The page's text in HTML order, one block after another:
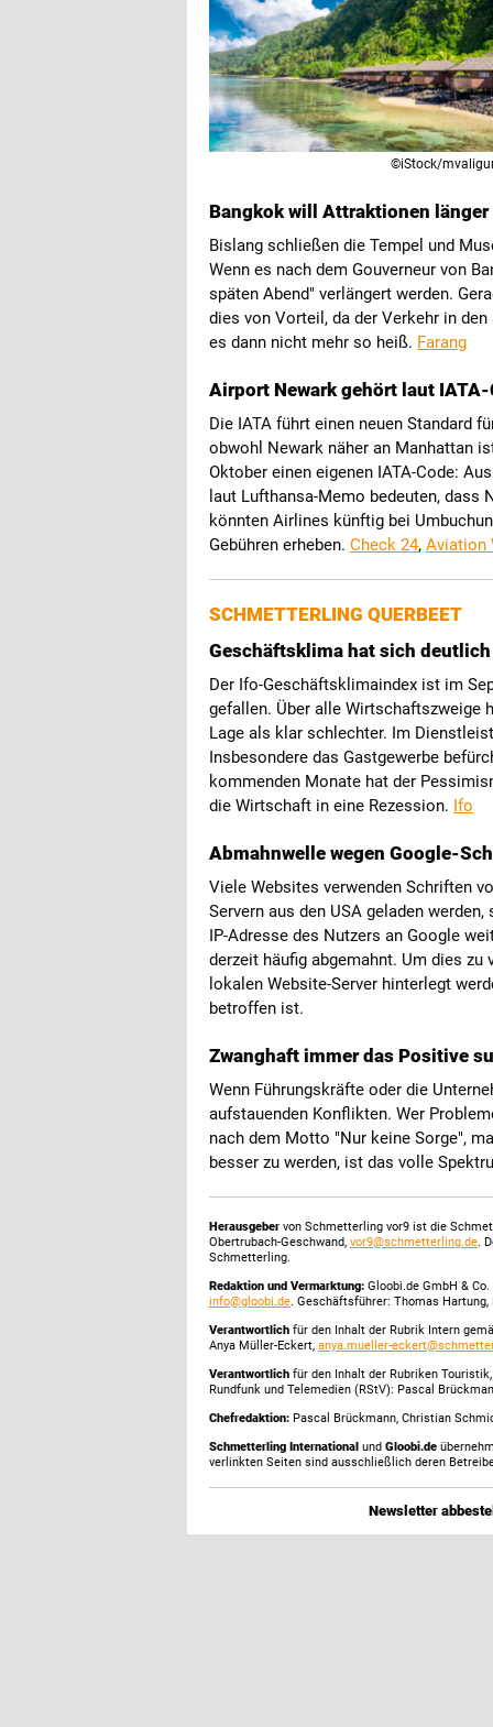
©iStock/
Bangkok will Attraktionen
Bislang schließen die Tempel und
Wenn es nach dem Gouverneur von
späten Abend" verlängert werden.
dies von Vorteil, da der Verkehr in
es dann nicht mehr so heiß. Farang
Airport Newark gehört laut
Die IATA führt einen neuen Standard
obwohl Newark näher an Manhattan
Oktober einen eigenen IATA-Code:
laut Lufthansa-Memo bedeuten, dass
könnten Airlines künftig bei
Gebühren erheben. Check 24, Aviation
SCHMETTERLING QUERBEET
Geschäftsklima hat sich
Der Ifo-Geschäftsklimaindex ist im
gefallen. Über alle Wirtschaftszweige
Lage als klar schlechter. Im
Insbesondere das Gastgewerbe
kommenden Monate hat der
die Wirtschaft in eine Rezession. Ifo
Abmahnwelle wegen Google-
Viele Websites verwenden Schriften
Servern aus den USA geladen
IP-Adresse des Nutzers an Google
derzeit häufig abgemahnt. Um dies
lokalen Website-Server hinterlegt
betroffen ist.
Zwanghaft immer das Positive
Wenn Führungskräfte oder die
aufstauenden Konflikten. Wer
nach dem Motto "Nur keine Sorge",
besser zu werden, ist das volle
Herausgeber von Schmetterling vor9 ist die
Obertrubach-Geschwand, vor9@schmetterling.de.
Schmetterling.
Redaktion und Vermarktung: Gloobi.de GmbH &
info@gloobi.de. Geschäftsführer: Thomas
Verantwortlich für den Inhalt der Rubrik Intern
Anya Müller-Eckert, anya.mueller-
Verantwortlich für den Inhalt der Rubriken
Rundfunk und Telemedien (RStV): Pascal
Chefredaktion: Pascal Brückmann, Christian
Schmetterling International und Gloobi.de
verlinkten Seiten sind ausschließlich deren
Newsletter